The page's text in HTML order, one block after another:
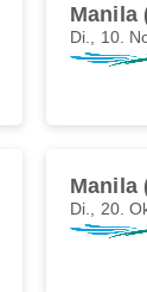
Manila
Di., 10.
Manila
Di., 20.